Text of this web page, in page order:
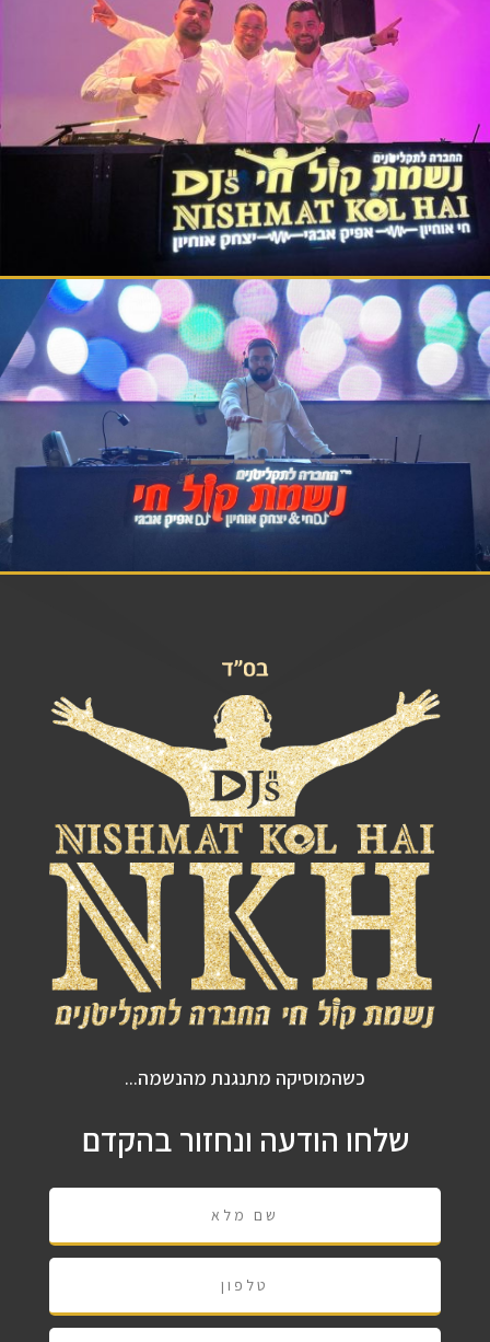
כשהמוסיקה מתנגנת מהנשמה...
שלחו הודעה ונחזור בהקדם